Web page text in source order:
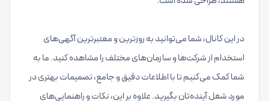
در این کانال، شما می‌توانید به روزترین و معتبرترین آگهی‌های
استخدام از شرکت‌ها و سازمان‌های مختلف را مشاهده کنید. ما به
شما کمک می‌کنیم تا با اطلاعات دقیق و جامع، تصمیمات بهتری در
مورد شغل آینده‌تان بگیرید. علاوه بر این، نکات و راهنمایی‌های